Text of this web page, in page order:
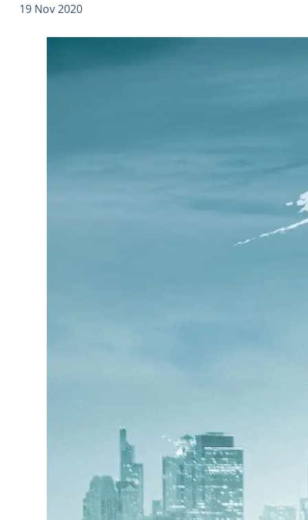
權、電子商貿和產地來源等等。
19 Nov 2020